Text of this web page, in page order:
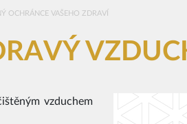
OCHRÁNCE VAŠEHO ZDRAVÍ
vzduchem